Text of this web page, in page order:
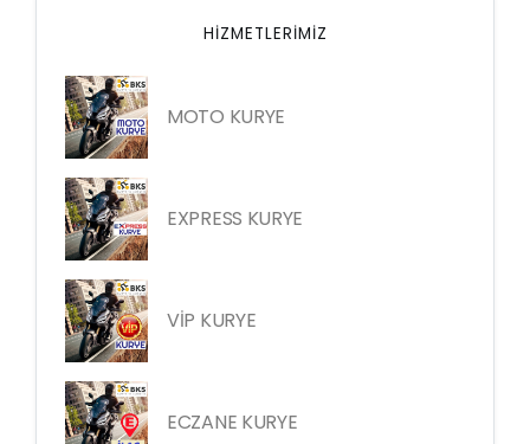
HIZMETLERIMIZ
MOTO KURYE
EXPRESS KURYE
VİP KURYE
ECZANE KURYE